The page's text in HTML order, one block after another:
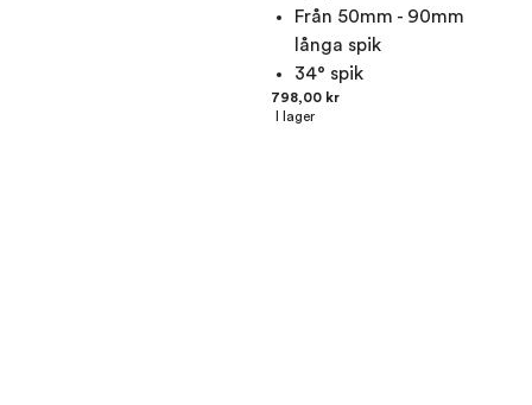
Från 50mm - 90mm
långa spik
34° spik
798,00 kr
I lager